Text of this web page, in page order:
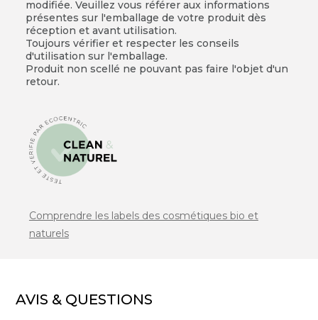
modifiée. Veuillez vous référer aux informations
présentes sur l'emballage de votre produit dès
réception et avant utilisation.
Toujours vérifier et respecter les conseils
d'utilisation sur l'emballage.
Produit non scellé ne pouvant pas faire l'objet d'un
retour.
Comprendre les labels des cosmétiques bio et
naturels
AVIS & QUESTIONS